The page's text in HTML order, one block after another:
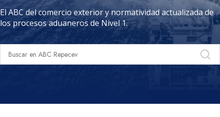
El ABC del comercio exterior y normatividad actualizada de
los procesos aduaneros de Nivel 1.